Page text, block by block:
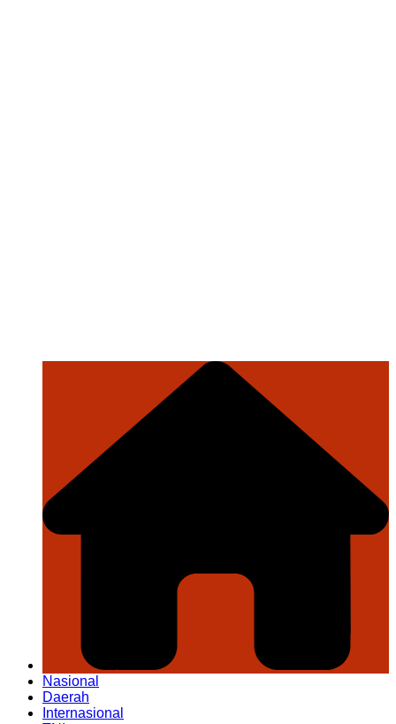
Nasional
Daerah
Internasional